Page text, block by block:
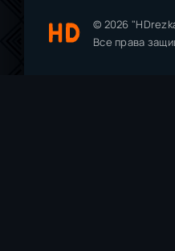
© 2026
Все права